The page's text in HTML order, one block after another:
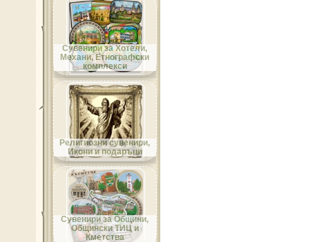
Област Враца
Област Габрово
Област Добрич
Сувенири за Хотели,
Механи, Етнографски
комплекси
Религиозни сувенири,
Икони и подаръци
Сувенири за Общини,
Общински ТИЦ и
Кметства